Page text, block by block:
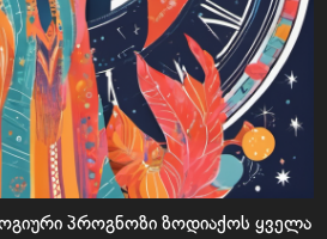
პროგნოზი ზოდიაქოს ყველა